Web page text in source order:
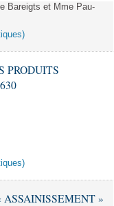
Bareigts et Mme Pau-
PRODUITS
ASSAINISSEMENT »